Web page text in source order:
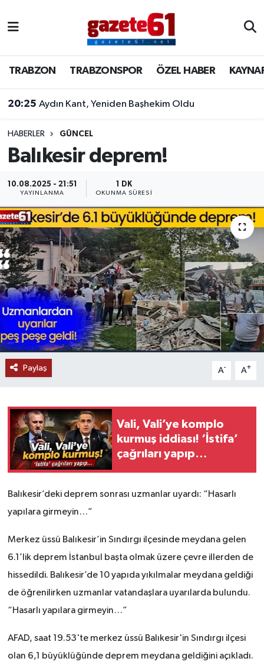
TRABZON TRABZONSPOR ÖZEL HABER
20:25 Aydın Kant, Yeniden Başhekim Oldu
HABERLER GÜNCEL
Balıkesir deprem!
10.08.2025 - 21:51
YAYINLANMA
1 DK
OKUNMA SÜRESI
Paylaş A- A+
Vali, Vali’ye komplo
kurmuş iddiası! ‘İstifa’
çağrıları yapıp…
Balıkesir’deki deprem sonrası uzmanlar uyardı: “Hasarlı
yapılara girmeyin…”
Merkez üssü Balıkesir’in Sındırgı ilçesinde meydana gelen
6.1’lik deprem İstanbul başta olmak üzere çevre illerden de
hissedildi. Balıkesir’de 10 yapıda yıkılmalar meydana geldiği
de öğrenilirken uzmanlar vatandaşlara uyarılarda bulundu.
“Hasarlı yapılara girmeyin…”
AFAD, saat 19.53'te merkez üssü Balıkesir'in Sındırgı ilçesi
olan 6,1 büyüklüğünde deprem meydana geldiğini açıkladı.
TRABZONSPOR
ÖZEL HABER
KAYNAR KAZAN
SİYASET
GÜNDEM
Trabzon Nöbetçi Eczaneler
Trabzon Hava Durumu
Trabzon Namaz Vakitleri
Trabzon Trafik Yoğunluk Haritası
Süper Lig Puan Durumu ve Fikstür
Tüm Manşetler
Son Dakika Haberleri
Haber Arşivi